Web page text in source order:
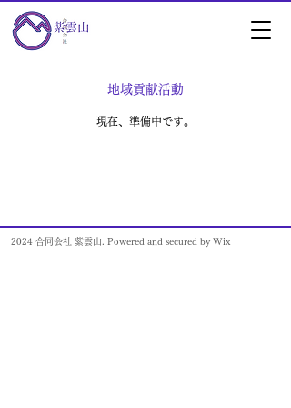
地域貢献活動
​現在、準備中です。
2024 合同会社 紫雲山. Powered and secured by Wix